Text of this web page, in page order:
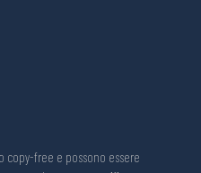
copy-free e possono essere